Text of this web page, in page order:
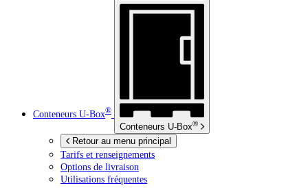
Conteneurs U-Box®
Conteneurs U-Box®
Retour au menu principal
Tarifs et renseignements
Options de livraison
Utilisations fréquentes